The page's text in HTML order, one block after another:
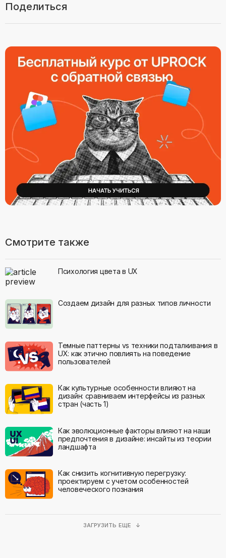
Поделиться
Смотрите также
Психология цвета в UX
Создаем дизайн для разных типов личности
Темные паттерны vs техники подталкивания в
UX: как этично повлиять на поведение
пользователей
Как культурные особенности влияют на
дизайн: сравниваем интерфейсы из разных
стран (часть 1)
Как эволюционные факторы влияют на наши
предпочтения в дизайне: инсайты из теории
ландшафта
Как снизить когнитивную перегрузку:
проектируем с учетом особенностей
человеческого познания
ЗАГРУЗИТЬ ЕЩЕ ↓